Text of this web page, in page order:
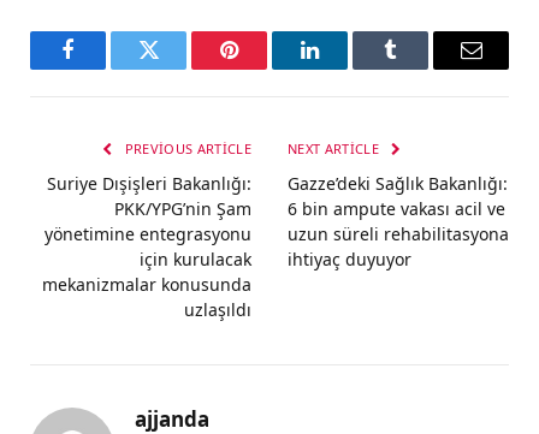
FacebookTwitter Pinterest LinkedInTumblr Email
PREVIOUS ARTICLE
Suriye Dışişleri Bakanlığı:
PKK/YPG’nin Şam
yönetimine entegrasyonu
için kurulacak
mekanizmalar konusunda
uzlaşıldı
NEXT ARTICLE
Gazze’deki Sağlık Bakanlığı:
6 bin ampute vakası acil ve
uzun süreli rehabilitasyona
ihtiyaç duyuyor
ajjanda